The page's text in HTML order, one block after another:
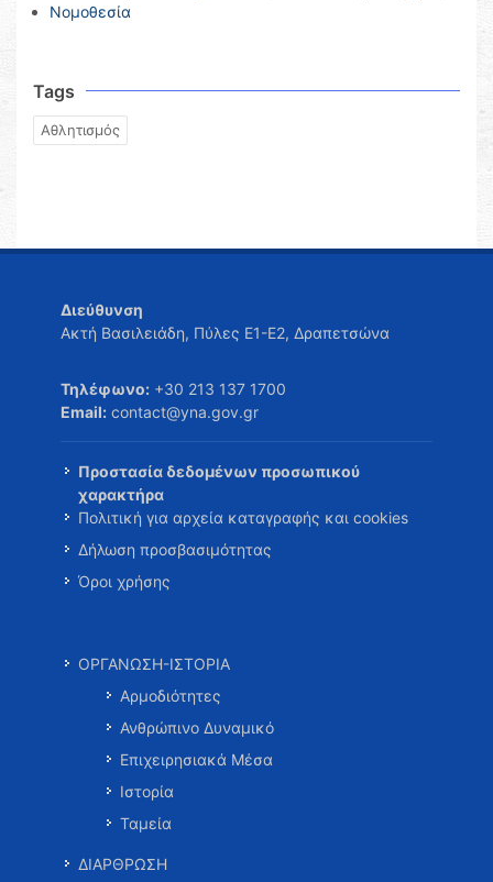
Νομοθεσία
Tags
Αθλητισμός
Διεύθυνση
Ακτή Βασιλειάδη, Πύλες Ε1-Ε2, Δραπετσώνα
Τηλέφωνο: +30 213 137 1700
Email: contact@yna.gov.gr
Προστασία δεδομένων προσωπικού
χαρακτήρα
Πολιτική για αρχεία καταγραφής και cookies
Δήλωση προσβασιμότητας
Όροι χρήσης
ΟΡΓΑΝΩΣΗ-ΙΣΤΟΡΙΑ
Αρμοδιότητες
Ανθρώπινο Δυναμικό
Επιχειρησιακά Μέσα
Ιστορία
Ταμεία
ΔΙΑΡΘΡΩΣΗ